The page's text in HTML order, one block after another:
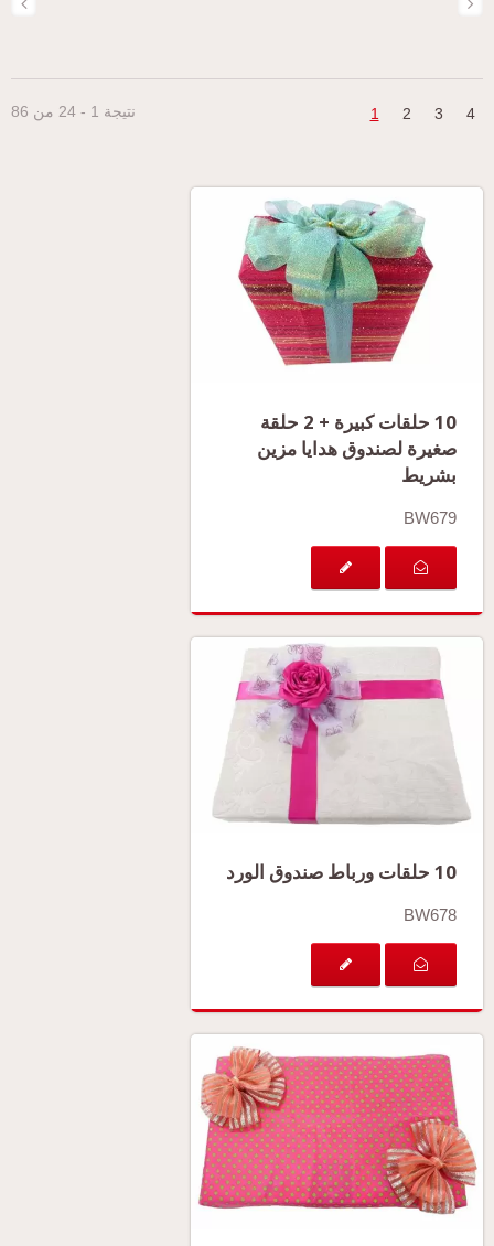
نتيجة 1 - 24 من 86
10 حلقات كبيرة + 2 حلقة
صغيرة لصندوق هدايا مزين
بشريط
BW679
10 حلقات ورباط صندوق الورد
BW678